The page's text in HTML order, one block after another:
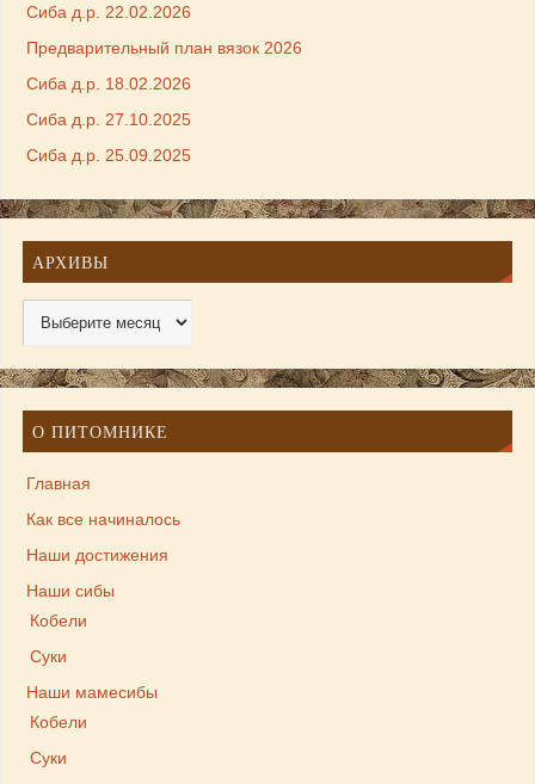
Сиба д.р. 22.02.2026
Предварительный план вязок 2026
Сиба д.р. 18.02.2026
Сиба д.р. 27.10.2025
Сиба д.р. 25.09.2025
АРХИВЫ
О ПИТОМНИКЕ
Главная
Как все начиналось
Наши достижения
Наши сибы
Кобели
Суки
Наши мамесибы
Кобели
Суки